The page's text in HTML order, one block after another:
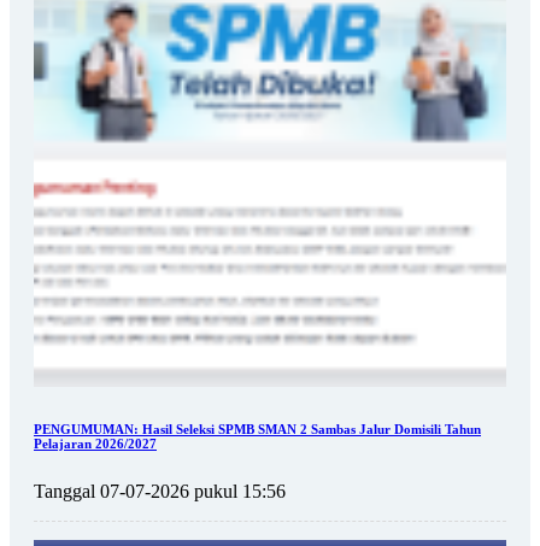
PENGUMUMAN: Hasil Seleksi SPMB SMAN 2 Sambas Jalur Domisili Tahun
Pelajaran 2026/2027
Tanggal 07-07-2026 pukul 15:56